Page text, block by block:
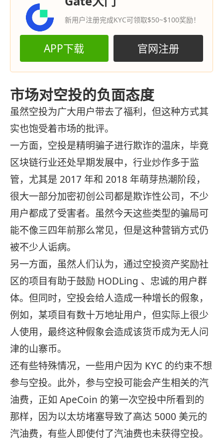
新用户注册完成KYC可领取$50~$100奖励！
APP下载 官网注册
市场对空投的负面态度
虽然空投为广大用户带去了福利，但这种方式其
实也饱受着市场的批评。
一方面，空投是精明骗子进行欺诈的温床，毕竟
区块链行业还处早期发展中，行业炒作多于监
管，尤其是 2017 年和 2018 年萌芽热潮阶段，
很大一部分加密初创公司都是欺诈性公司，不少
用户都成了受害者。虽然今天这些类型的骗局可
能不像三四年前那么常见，但是这种营销方式仍
被不少人诟病。
另一方面，虽然人们认为，通过空投资产奖励社
区的项目有助于鼓励 HODLing 、忠诚的用户群
体。但同时，空投会给人造成一种增长的假象，
例如，某项目有数十万地址用户，但实际上很少
人使用，最终这种假象会造成该货币成为无人问
津的山寨币。
还有些特殊情况，一些用户因为 KYC 的约束不想
参与空投。此外，参与空投可能会产生相关的汽
油费，正如 ApeCoin 的第一次空投中所看到的
那样，因为以太坊堵塞导致了高达 5000 美元的
汽油费，有些人即使付了汽油费也未获得空投。